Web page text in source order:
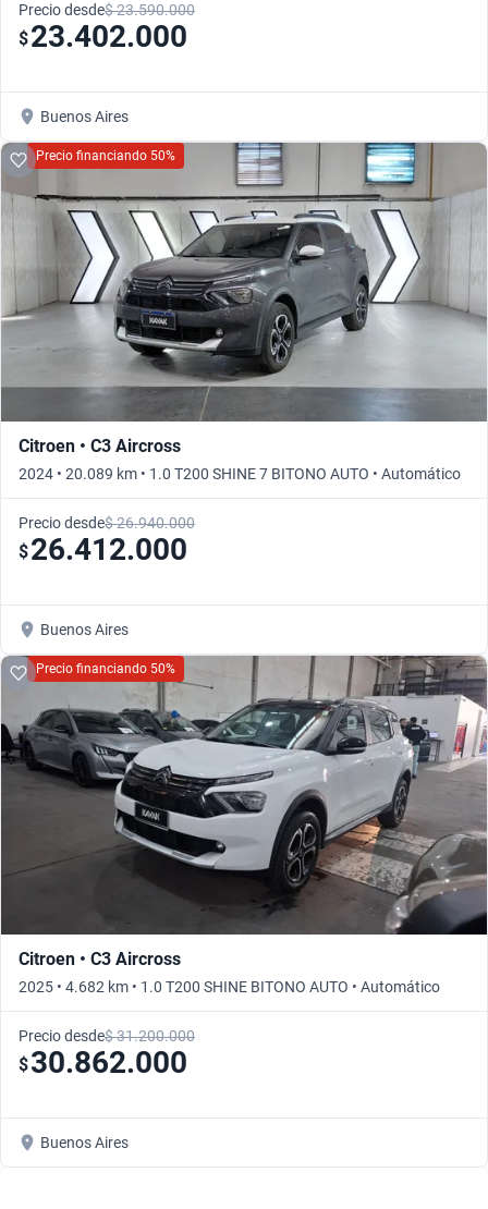
Precio desde$ 23.590.000
$23.402.000
Buenos Aires
Precio financiando 50%
Citroen • C3 Aircross
2024 • 20.089 km • 1.0 T200 SHINE 7 BITONO AUTO • Automático
Precio desde$ 26.940.000
$26.412.000
Buenos Aires
Precio financiando 50%
Citroen • C3 Aircross
2025 • 4.682 km • 1.0 T200 SHINE BITONO AUTO • Automático
Precio desde$ 31.200.000
$30.862.000
Buenos Aires